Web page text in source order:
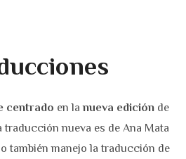
centrado en lanueva edición de
traducción nueva es de Ana Mata
también manejo la traducción de